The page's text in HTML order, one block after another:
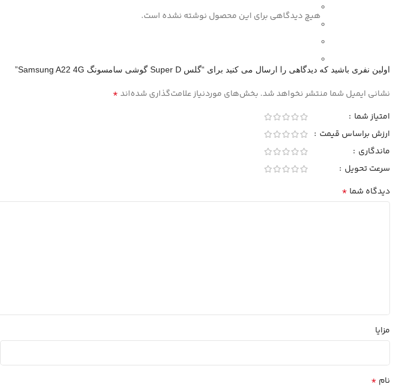
0
0
0
0
هیچ دیدگاهی برای این محصول نوشته نشده است.
اولین نفری باشید که دیدگاهی را ارسال می کنید برای “گلس Super D گوشی سامسونگ Samsung A22 4G”
نشانی ایمیل شما منتشر نخواهد شد. بخش‌های موردنیاز علامت‌گذاری شده‌اند*
امتیاز شما
ارزش براساس قیمت
ماندگاری
سرعت تحویل
دیدگاه شما *
مزایا
نام *